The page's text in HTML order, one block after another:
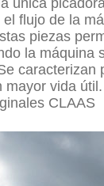
única
el flujo de la
piezas
la máquina
caracterizan
mayor vida
CLAAS